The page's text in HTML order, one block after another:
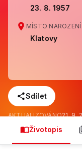
23. 8. 1957
MÍSTO NAROZENÍ
Klatovy
Sdílet
AKTUALIZOVÁNO21. 9.
Životopis